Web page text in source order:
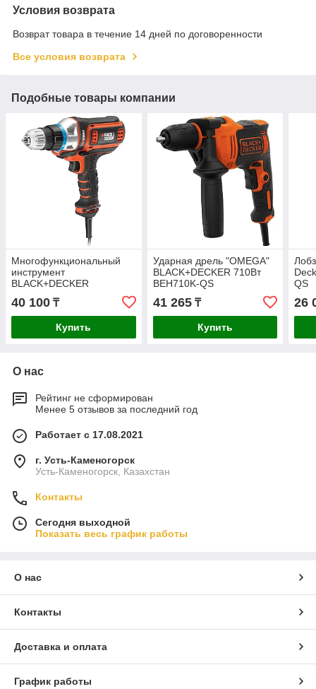
Условия возврата
Возврат товара в течение 14 дней по договоренности
Все условия возврата
Подобные товары компании
Многофункциональный
инструмент
BLACK+DECKER
"MultiEvo" MT350K-QS
40 100 ₸
Купить
Ударная дрель "OMEGA"
BLACK+DECKER 710Вт
BEH710K-QS
41 265₸
Купить
QS
26
О нас
Рейтинг не сформирован
Менее 5 отзывов за последний год
Работает с 17.08.2021
г. Усть-Каменогорск
Усть-Каменогорск, Казахстан
Контакты
Сегодня выходной
Показать весь график работы
О нас
Контакты
Доставка и оплата
График работы